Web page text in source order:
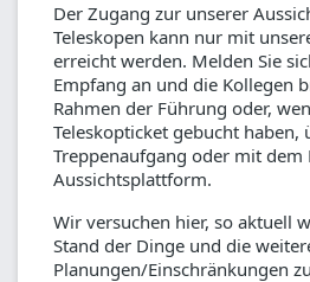
Der Zugang zur unserer
Teleskopen kann nur mit
erreicht werden. Melden Sie
Empfang an und die Kollegen
Rahmen der Führung oder,
Teleskopticket gebucht haben,
Treppenaufgang oder mit dem
Aussichtsplattform.
Wir versuchen hier, so aktuell
Stand der Dinge und die
Planungen/Einschränkungen